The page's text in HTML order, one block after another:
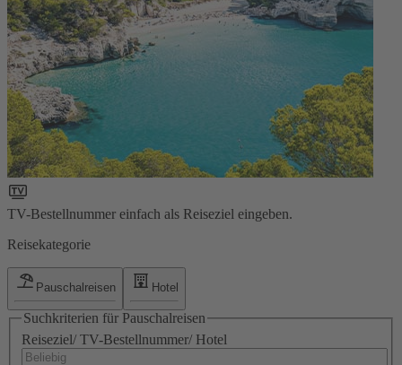
TV-Bestellnummer einfach als Reiseziel eingeben.
Reisekategorie
Pauschalreisen Hotel
Suchkriterien für Pauschalreisen
Reiseziel/ TV-Bestellnummer/ Hotel